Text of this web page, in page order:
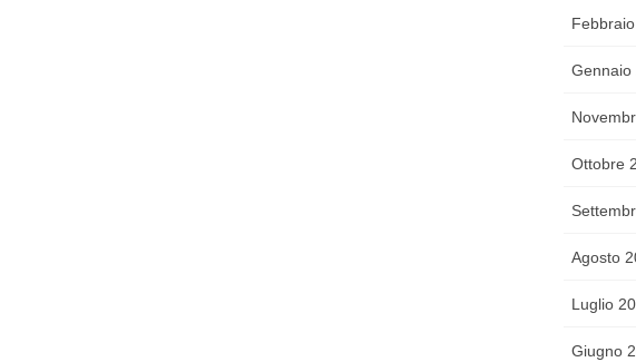
Gennaio
Ottobre
Agosto
Luglio
Giugno